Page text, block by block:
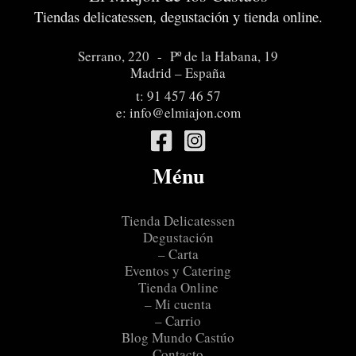
Tiendas delicatessen, degustación y tienda online.
Serrano, 220 - Pº de la Habana, 19
Madrid – España
t: 91 457 46 57
e: info@elmiajon.com
Ménu
Tienda Delicatessen
Degustación
– Carta
Eventos y Catering
Tienda Online
– Mi cuenta
– Carrio
Blog Mundo Castúo